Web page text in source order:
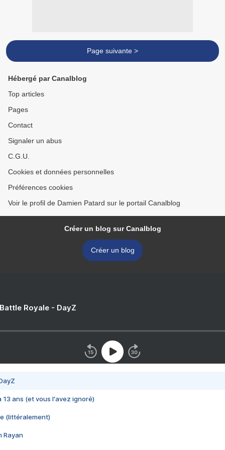
Page suivante >
Hébergé par Canalblog
Top articles
Pages
Contact
Signaler un abus
C.G.U.
Cookies et données personnelles
Préférences cookies
Voir le profil de Damien Patard sur le portail Canalblog
Créer un blog sur Canalblog
Créer un blog
Royale - DayZ
13 ans (et vous l'avez ignoré)
(littéralement)
Rayan